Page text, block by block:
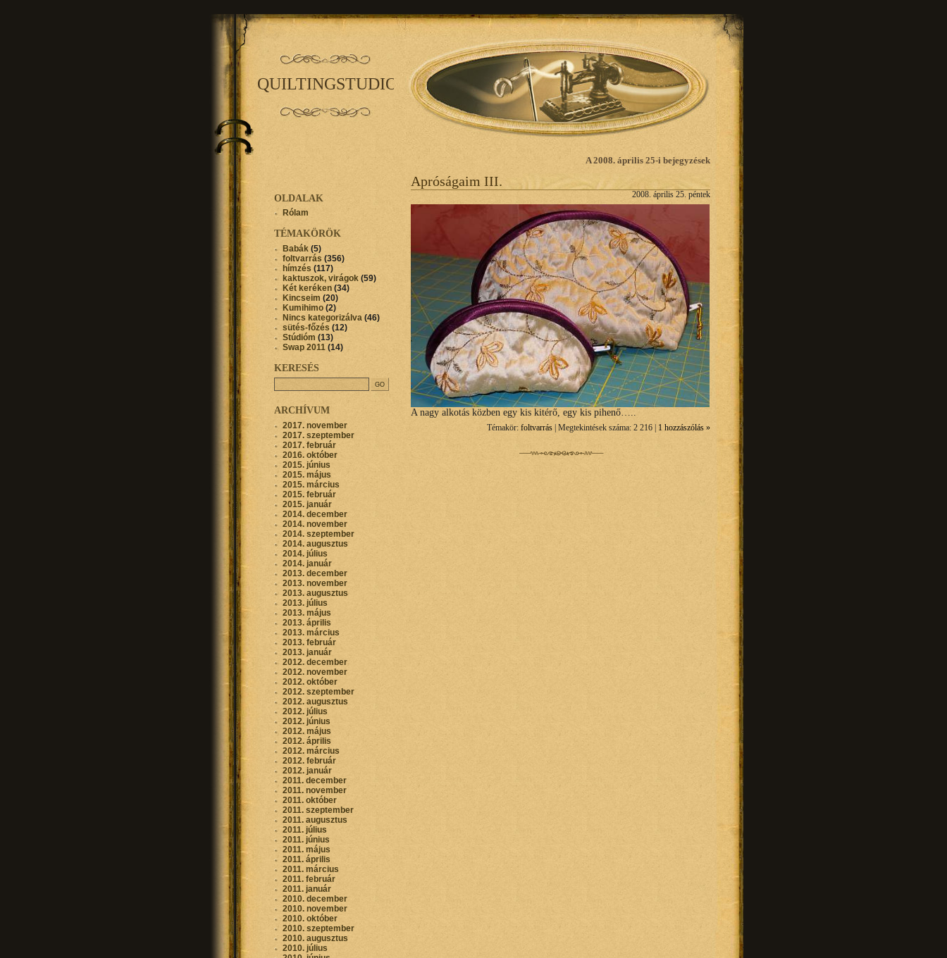
QUILTINGSTUDIO
A 2008. április 25-i bejegyzések
Apróságaim III.
2008. április 25. péntek
A nagy alkotás közben egy kis kitérő, egy kis pihenő…..
Témakör: foltvarrás | Megtekintések száma: 2 216 | 1 hozzászólás »
OLDALAK
Rólam
TÉMAKÖRÖK
Babák (5)
foltvarrás (356)
hímzés (117)
kaktuszok, virágok (59)
Két keréken (34)
Kincseim (20)
Kumihimo (2)
Nincs kategorizálva (46)
sütés-főzés (12)
Stúdióm (13)
Swap 2011 (14)
KERESÉS
ARCHÍVUM
2017. november
2017. szeptember
2017. február
2016. október
2015. június
2015. május
2015. március
2015. február
2015. január
2014. december
2014. november
2014. szeptember
2014. augusztus
2014. július
2014. január
2013. december
2013. november
2013. augusztus
2013. július
2013. május
2013. április
2013. március
2013. február
2013. január
2012. december
2012. november
2012. október
2012. szeptember
2012. augusztus
2012. július
2012. június
2012. május
2012. április
2012. március
2012. február
2012. január
2011. december
2011. november
2011. október
2011. szeptember
2011. augusztus
2011. július
2011. június
2011. május
2011. április
2011. március
2011. február
2011. január
2010. december
2010. november
2010. október
2010. szeptember
2010. augusztus
2010. július